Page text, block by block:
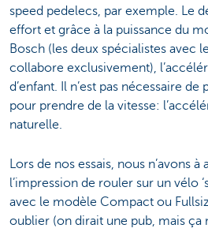
speed pedelecs, par exemple. Le
effort et grâce à la puissance du
Bosch (les deux spécialistes avec
collabore exclusivement),
d’enfant. Il n’est pas nécessaire
pour prendre de la vitesse:
naturelle.
Lors de nos essais, nous n’avons
l’impression de rouler sur un vélo
avec le modèle Compact ou
oublier (on dirait une pub, mais ça